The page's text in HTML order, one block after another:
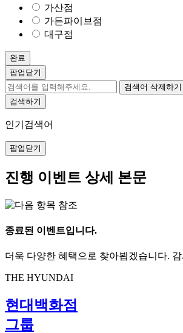
가산점
가든파이브점
대구점
완료
팝업닫기
검색어 삭제하기
검색하기
인기검색어
팝업닫기
진행 이벤트 상세 본문
종료된 이벤트입니다.
더욱 다양한 혜택으로 찾아뵙겠습니다.
THE HYUNDAI
현대백화점
그룹